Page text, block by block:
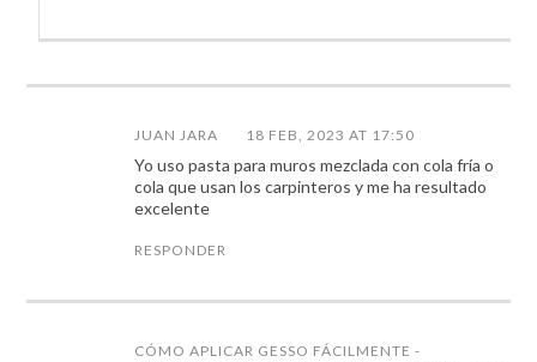
JUAN JARA 18 FEB, 2023 AT 17:50
Yo uso pasta para muros mezclada con cola fría o
cola que usan los carpinteros y me ha resultado
excelente
RESPONDER
CÓMO APLICAR GESSO FÁCILMENTE -